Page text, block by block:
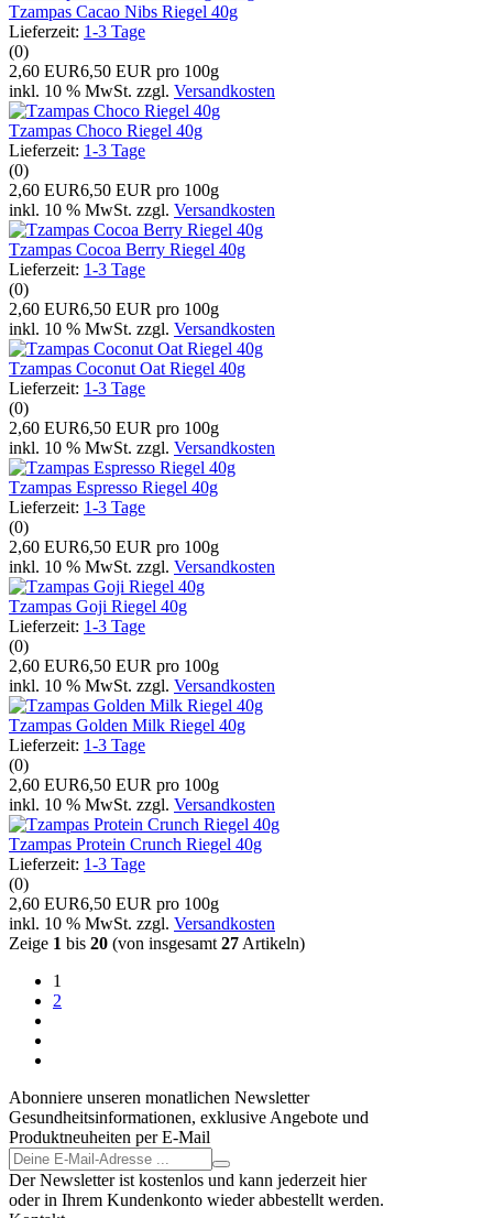
Tzampas Cacao Nibs Riegel 40g
Lieferzeit: 1-3 Tage
(0)
2,60 EUR6,50 EUR pro 100g
inkl. 10 % MwSt. zzgl. Versandkosten
Tzampas Choco Riegel 40g
Lieferzeit: 1-3 Tage
(0)
2,60 EUR6,50 EUR pro 100g
inkl. 10 % MwSt. zzgl. Versandkosten
Tzampas Cocoa Berry Riegel 40g
Lieferzeit: 1-3 Tage
(0)
2,60 EUR6,50 EUR pro 100g
inkl. 10 % MwSt. zzgl. Versandkosten
Tzampas Coconut Oat Riegel 40g
Lieferzeit: 1-3 Tage
(0)
2,60 EUR6,50 EUR pro 100g
inkl. 10 % MwSt. zzgl. Versandkosten
Tzampas Espresso Riegel 40g
Lieferzeit: 1-3 Tage
(0)
2,60 EUR6,50 EUR pro 100g
inkl. 10 % MwSt. zzgl. Versandkosten
Tzampas Goji Riegel 40g
Lieferzeit: 1-3 Tage
(0)
2,60 EUR6,50 EUR pro 100g
inkl. 10 % MwSt. zzgl. Versandkosten
Tzampas Golden Milk Riegel 40g
Lieferzeit: 1-3 Tage
(0)
2,60 EUR6,50 EUR pro 100g
inkl. 10 % MwSt. zzgl. Versandkosten
Tzampas Protein Crunch Riegel 40g
Lieferzeit: 1-3 Tage
(0)
2,60 EUR6,50 EUR pro 100g
inkl. 10 % MwSt. zzgl. Versandkosten
Zeige 1 bis 20 (von insgesamt 27 Artikeln)
1
2
Abonniere unseren monatlichen Newsletter
Gesundheitsinformationen, exklusive Angebote und
Produktneuheiten per E-Mail
Der Newsletter ist kostenlos und kann jederzeit hier
oder in Ihrem Kundenkonto wieder abbestellt werden.